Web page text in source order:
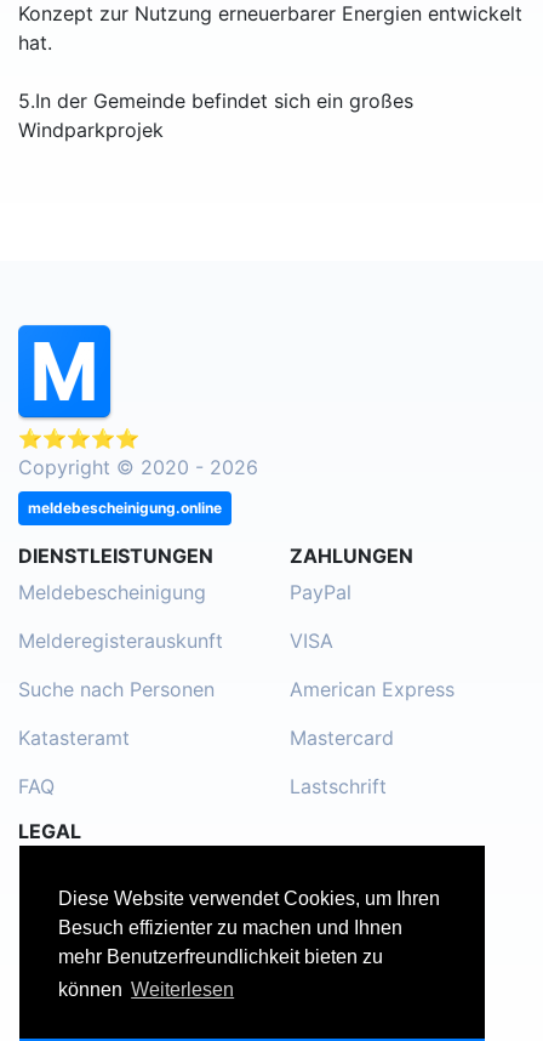
Diese Website verwendet Cookies, um Ihren
Besuch effizienter zu machen und Ihnen
mehr Benutzerfreundlichkeit bieten zu
können Weiterlesen
Konzept zur Nutzung erneuerbarer Energien entwickelt
hat.
5.In der Gemeinde befindet sich ein großes
Windparkprojek
⭐⭐⭐⭐⭐
Copyright © 2020 - 2026
meldebescheinigung.online
DIENSTLEISTUNGEN
Meldebescheinigung
Melderegisterauskunft
Suche nach Personen
Katasteramt
FAQ
ZAHLUNGEN
PayPal
VISA
American Express
Mastercard
Lastschrift
LEGAL
Kontakt
Datenschutzerklärung